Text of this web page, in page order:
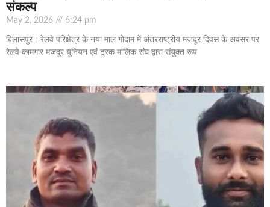
संकल्प
May 2, 2026 6:24 pm
बिलासपुर। रेलवे परिक्षेत्र के नया माल गोदाम में अंतरराष्ट्रीय मजदूर दिवस के अवसर पर
रेलवे कामगार मजदूर यूनियन एवं ट्रक मालिक संघ द्वारा संयुक्त रूप